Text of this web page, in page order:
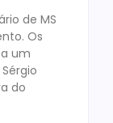
de MS
Os
um
do